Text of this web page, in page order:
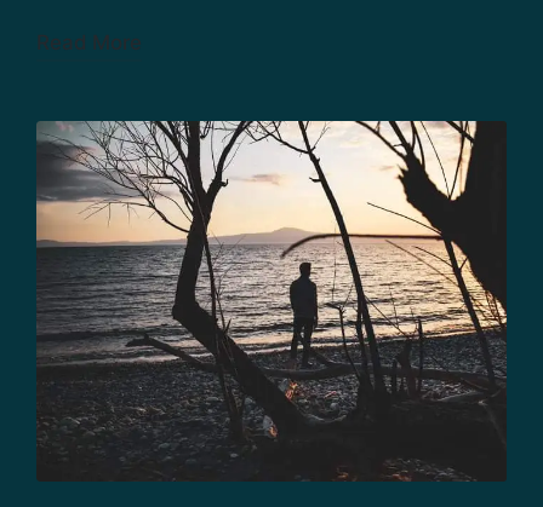
Read More